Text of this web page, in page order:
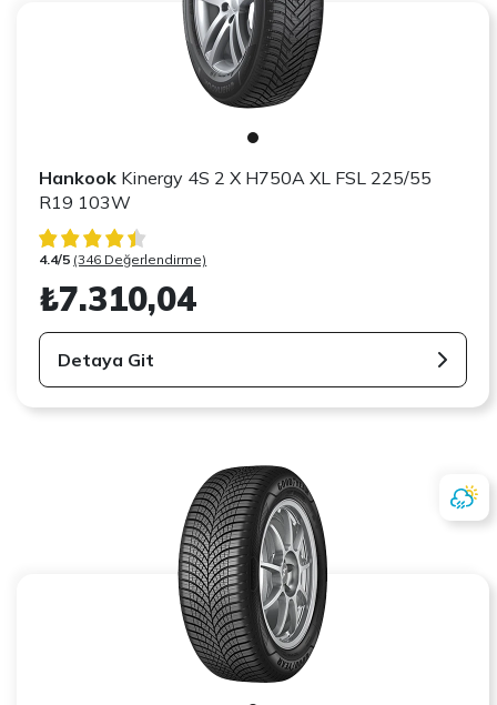
Hankook Kinergy 4S 2 X H750A XL FSL 225/55
R19 103W
4.4/5 (346 Değerlendirme)
₺7.310,04
Detaya Git